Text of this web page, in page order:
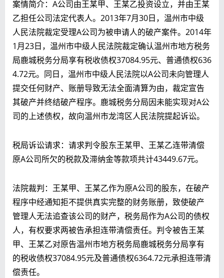
案情简介：A公司由王某甲、王某乙投资设立，并由王某
乙担任公司法定代表人。2013年7月30日，温州市中级
人民法院裁定受理A公司为被申请人的破产案件。2014年
1月23日，温州市中级人民法院裁定确认温州市地方税务
局鹿城税务分局享有税收债权37084.95元、普通债权636
4.72元。同日，温州市中级人民法院以A公司未向管理人
提交任何财产、账册导致无法全面清算为由，裁定宣告
其破产并终结破产程序。鹿城税务分局因未能实现对A公
司的上述债权，故向温州市龙湾区人民法院提起诉讼。
税局诉讼请求：请求判令股东王某甲、王某乙连带清偿
原A公司所欠的税款及滞纳金等款项共计43449.67元。
法院裁判：王某甲、王某乙作为原A公司的股东，在破产
程序中经通知拒不提供真实完整的财务账册，致使破产
管理人无法追查该公司的财产，税务局作为A公司的债权
人，有权要求两被告承担连带清偿责任。判令被告王某
甲、王某乙对原告温州市地方税务局鹿城税务分局享有
的税收债权37084.95元及普通债权6364.72元承担连带清
偿责任。